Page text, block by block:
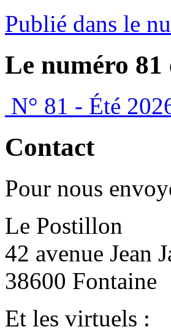
Publié dans le
Le numéro 81
N° 81 - Été
Contact
Pour nous
Le Postillon
42 avenue Jean
38600 Fontaine
Et les virtuels :